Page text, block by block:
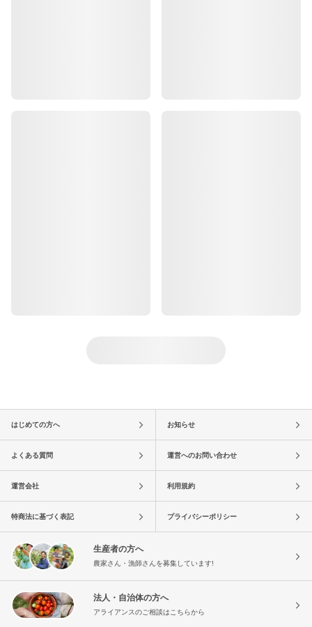
はじめての方へ お知らせ
よくある質問 運営へのお問い合わせ
運営会社 利用規約
特商法に基づく表記 プライバシーポリシー
生産者の方へ
農家さん・漁師さんを募集しています!
法人・自治体の方へ
アライアンスのご相談はこちらから